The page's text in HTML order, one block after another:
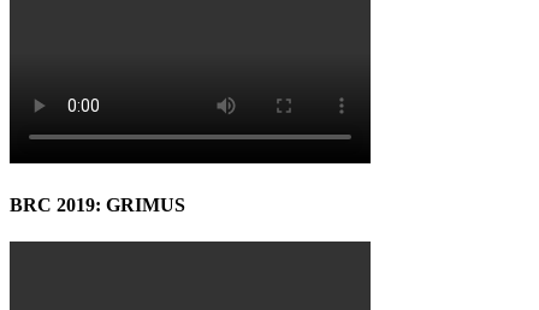
BRC 2019: GRIMUS